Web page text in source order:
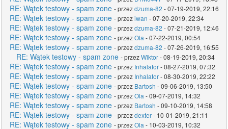
RE: Wątek testowy - spam zone - przezdzuma-82 - 07-19-2019, 22:16
RE: Wątek testowy - spam zone - przeziwan - 07-20-2019, 22:34
RE: Wątek testowy - spam zone - przezdzuma-82 - 07-21-2019, 12:46
RE: Wątek testowy - spam zone - przezOla - 07-22-2019, 00:54
RE: Wątek testowy - spam zone - przezdzuma-82 - 07-26-2019, 16:55
RE: Wątek testowy - spam zone - przezWiktor- 08-19-2019, 20:34
RE: Wątek testowy - spam zone - przez Inhalator- 08-27-2019, 07:32
RE: Wątek testowy - spam zone - przez Inhalator- 08-30-2019, 22:22
RE: Wątek testowy - spam zone - przez Bartosh - 09-06-2019, 13:50
RE: Wątek testowy - spam zone - przezOla - 09-07-2019, 14:32
RE: Wątek testowy - spam zone - przez Bartosh - 09-10-2019, 14:58
RE: Wątek testowy - spam zone - przezdexter- 10-01-2019, 21:11
RE: Wątek testowy - spam zone - przezOla - 10-03-2019, 10:32